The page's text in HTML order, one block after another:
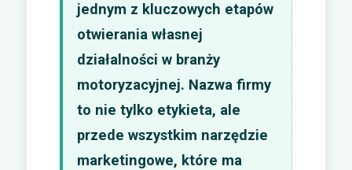
jednym z kluczowych etapów
otwierania własnej
działalności w branży
motoryzacyjnej. Nazwa firmy
to nie tylko etykieta, ale
przede wszystkim narzędzie
marketingowe, które ma